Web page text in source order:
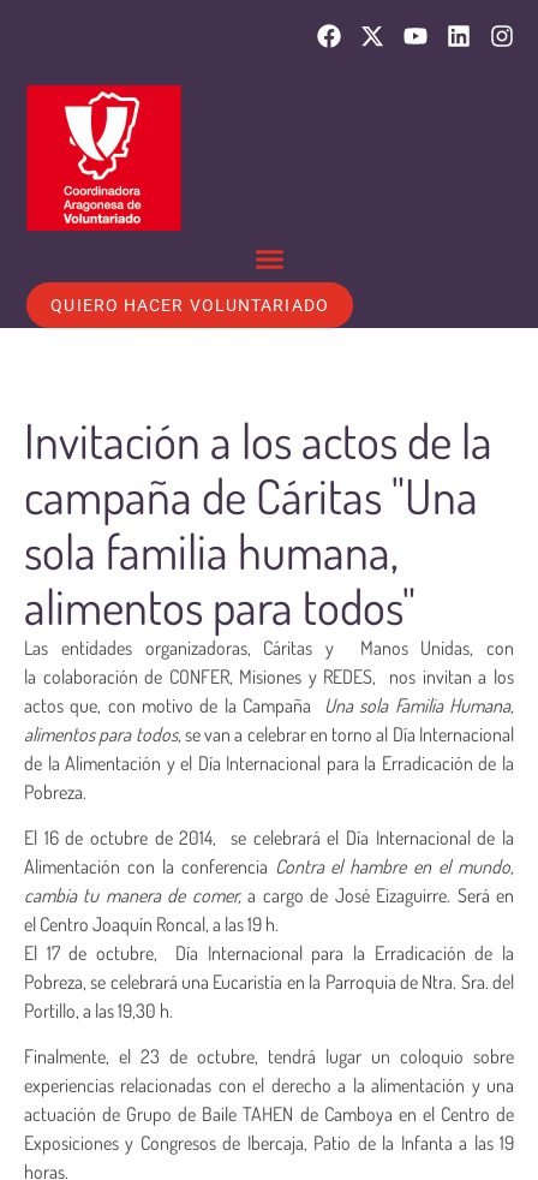
QUIERO HACER VOLUNTARIADO
Invitación a los actos de la
campaña de Cáritas "Una
sola familia humana,
alimentos para todos"
Las entidades organizadoras, Cáritas y Manos Unidas, con
la colaboración de CONFER, Misiones y REDES, nos invitan a los
actos que, con motivo de la Campaña
Una sola Familia Humana,
alimentos para todos, se van a celebrar en torno al Día Internacional
de la Alimentación y el Día Internacional para la Erradicación de la
Pobreza.
El 16 de octubre de 2014, se celebrará el Día Internacional de la
Alimentación con la conferencia Contra el hambre en el mundo,
cambia tu manera de comer,a cargo de José Eizaguirre. Será en
el Centro Joaquín Roncal, a las 19 h.
El 17 de octubre, Día Internacional para la Erradicación de la
Pobreza, se celebrará una Eucaristía en la Parroquia de Ntra. Sra. del
Portillo, a las 19,30 h.
Finalmente, el 23 de octubre, tendrá lugar un coloquio sobre
experiencias relacionadas con el derecho a la alimentación y una
actuación de Grupo de Baile TAHEN de Camboya en el Centro de
Exposiciones y Congresos de Ibercaja, Patio de la Infanta a las 19
horas.